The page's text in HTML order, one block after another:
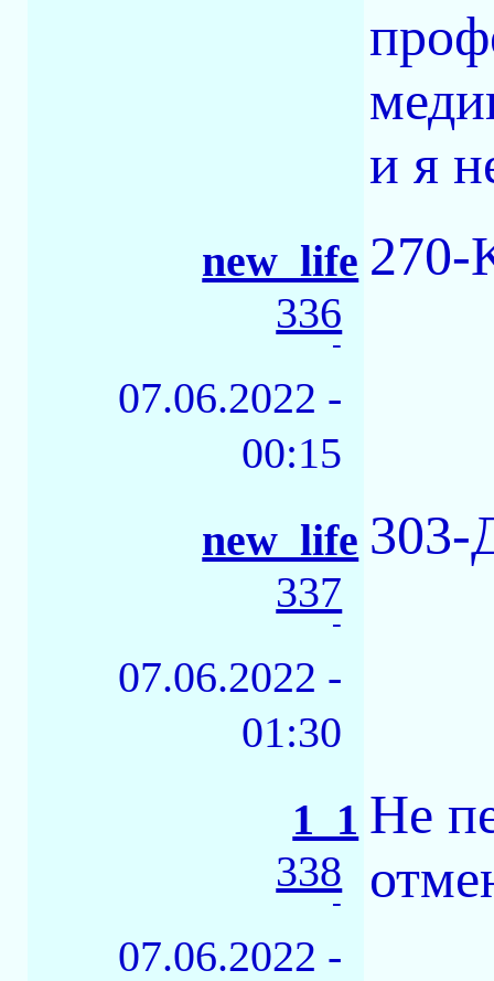
и я
new_life
336
-
07.06.2022 -
00:15
270-
new_life
337
-
07.06.2022 -
01:30
303-
1_1
338
-
07.06.2022 -
Не